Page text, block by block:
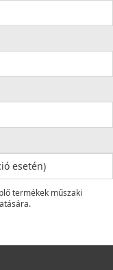
esetén)
termékek műszaki